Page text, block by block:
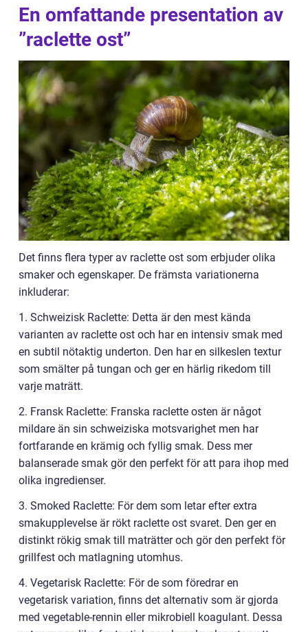
En omfattande presentation av
”raclette ost”
Det finns flera typer av raclette ost som erbjuder olika
smaker och egenskaper. De främsta variationerna
inkluderar:
1. Schweizisk Raclette: Detta är den mest kända
varianten av raclette ost och har en intensiv smak med
en subtil nötaktig underton. Den har en silkeslen textur
som smälter på tungan och ger en härlig rikedom till
varje maträtt.
2. Fransk Raclette: Franska raclette osten är något
mildare än sin schweiziska motsvarighet men har
fortfarande en krämig och fyllig smak. Dess mer
balanserade smak gör den perfekt för att para ihop med
olika ingredienser.
3. Smoked Raclette: För dem som letar efter extra
smakupplevelse är rökt raclette ost svaret. Den ger en
distinkt rökig smak till maträtter och gör den perfekt för
grillfest och matlagning utomhus.
4. Vegetarisk Raclette: För de som föredrar en
vegetarisk variation, finns det alternativ som är gjorda
med vegetable-rennin eller mikrobiell koagulant. Dessa